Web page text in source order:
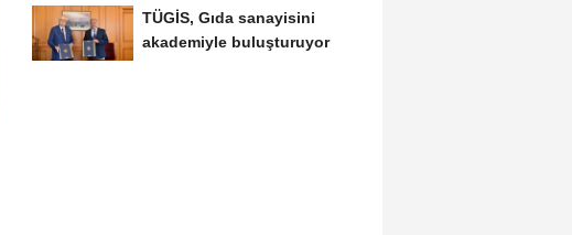
TÜGİS, Gıda sanayisini
akademiyle buluşturuyor